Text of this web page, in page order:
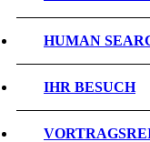
HUMAN
IHR BESUCH